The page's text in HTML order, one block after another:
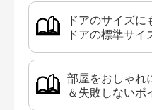
ドアのサイズ
ドアの標準サイ
部屋をおしゃれ
＆失敗しないポ